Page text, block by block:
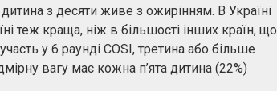
з десяти живе з ожирінням. В Україні
теж краща, ніж в більшості інших країн, що
у 6 раунді COSI, третина або більше
вагу має кожна п’ята дитина (22%)